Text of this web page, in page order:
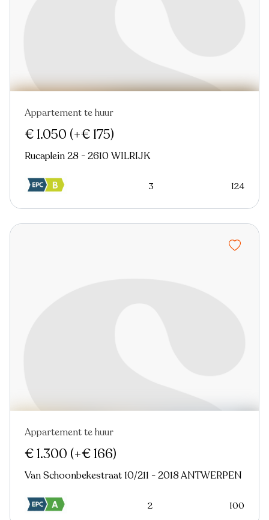
Nieuw
Appartement te huur
€ 1.050 (+€ 175)
Rucaplein 28 - 2610 WILRIJK
3 124
Nieuw
Appartement te huur
€ 1.300 (+€ 166)
Van Schoonbekestraat 10/211 - 2018 ANTWERPEN
2 100